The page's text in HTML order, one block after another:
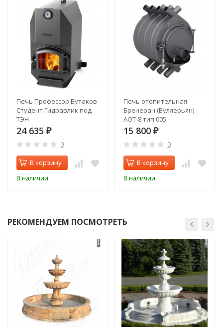
Печь Профессор Бутаков
Студент Гидравлик под
ТЭН
24 635 ₽
0
В корзину
В наличии
Печь отопительная
Бренеран (Буллерьян)
АОТ-8 тип 005
15 800 ₽
0
В корзину
В наличии
РЕКОМЕНДУЕМ ПОСМОТРЕТЬ